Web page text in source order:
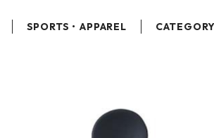
SPORTS・APPAREL CATEGORY